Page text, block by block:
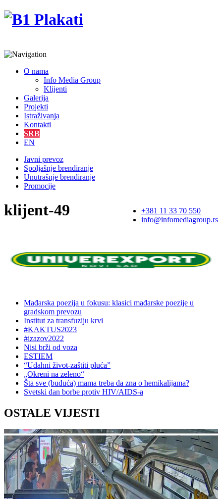
O nama
Info Media Group
Klijenti
Galerija
Projekti
Istraživanja
Kontakti
SRB
EN
Javni prevoz
Spoljašnje brendiranje
Unutrašnje brendiranje
Promocije
+381 11 33 70 550
info@infomediagroup.rs
klijent-49
Mađarska poezija u fokusu: klasici mađarske poezije u
gradskom prevozu
Institut za transfuziju krvi
#KAKTUS2023
#izazov2022
Nisi brži od voza
ESTIEM
“Udahni život-zaštiti pluća”
„Okreni na zeleno“
Šta sve (buduća) mama treba da zna o hemikalijama?
Svetski dan borbe protiv HIV/AIDS-a
OSTALE VIJESTI